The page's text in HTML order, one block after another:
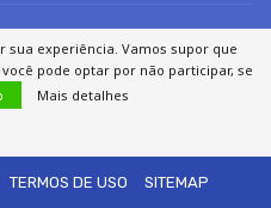
TERMOS DE USO SITEMAP
sua experiência. Vamos supor que
pode optar por não participar, se
Mais detalhes